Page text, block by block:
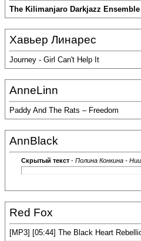
The Kilimanjaro Darkjazz
Хавьер Линарес
Journey - Girl Can't Help It
AnneLinn
Paddy And The Rats – Freedom
AnnBlack
Скрытый текст - Полина Конкина -
Red Fox
[MP3] [05:44] The Black Heart